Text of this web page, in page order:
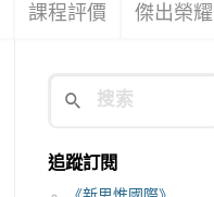
課程評價 傑出榮耀
追蹤訂閱